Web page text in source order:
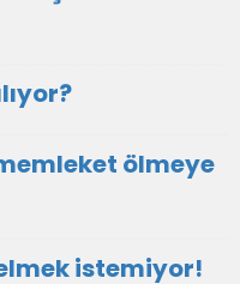
ölmeye
istemiyor!